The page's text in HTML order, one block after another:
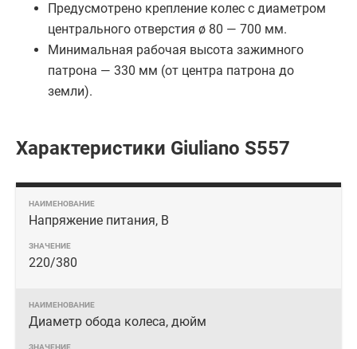
Предусмотрено крепление колес с диаметром
центрального отверстия ø 80 ― 700 мм.
Минимальная рабочая высота зажимного
патрона ― 330 мм (от центра патрона до
земли).
Характеристики Giuliano S557
Напряжение питания, В
220/380
Диаметр обода колеса, дюйм